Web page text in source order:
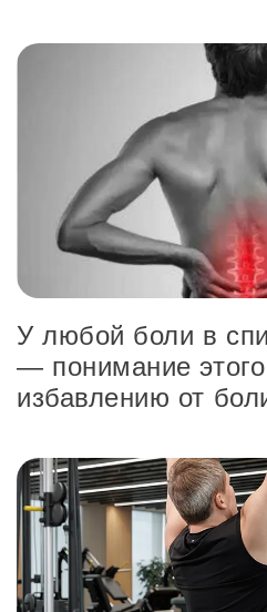
У любой боли в
— понимание
избавлению от